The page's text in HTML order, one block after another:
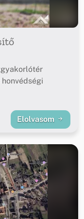
Elolvasom